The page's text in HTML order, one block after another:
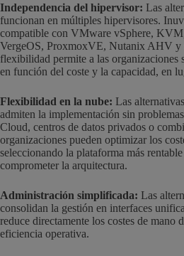
Independencia del hipervisor: Las
funcionan en múltiples hipervisores.
compatible con VMware vSphere,
VergeOS, ProxmoxVE, Nutanix AHV y
flexibilidad permite a las organizaciones
en función del coste y la capacidad, en
Flexibilidad en la nube: Las
admiten la implementación sin
Cloud, centros de datos privados o
organizaciones pueden optimizar los
seleccionando la plataforma más
comprometer la arquitectura.
Administración simplificada: Las
consolidan la gestión en interfaces
reduce directamente los costes de mano
eficiencia operativa.